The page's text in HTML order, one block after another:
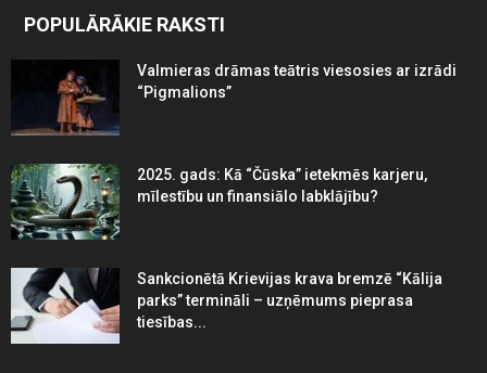
POPULĀRĀKIE RAKSTI
Valmieras drāmas teātris viesosies ar izrādi
“Pigmalions”
2025. gads: Kā “Čūska” ietekmēs karjeru,
mīlestību un finansiālo labklājību?
Sankcionētā Krievijas krava bremzē “Kālija
parks” termināli – uzņēmums pieprasa
tiesības...